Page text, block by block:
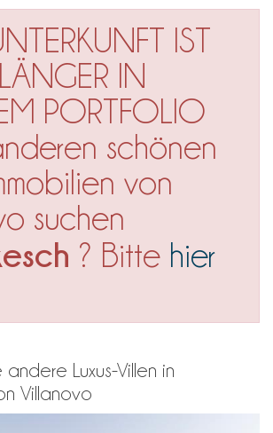
IST
IN
PORTFOLIO
schönen
von
suchen
? Bitte hier
Luxus-Villen in
Villanovo